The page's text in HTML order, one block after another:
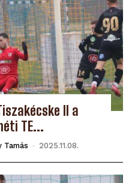
II a
TE...
Tamás - 2025.11.08.